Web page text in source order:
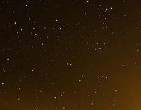
et ce, parce que sa
entendu pas le cas
établissements
souverains arabes
prêtés aux trois
d’intérêts pendant